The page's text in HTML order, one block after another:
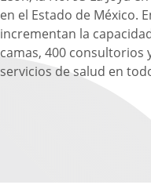
en el Estado de México.
incrementan la
camas, 400 consultorios
servicios de salud en